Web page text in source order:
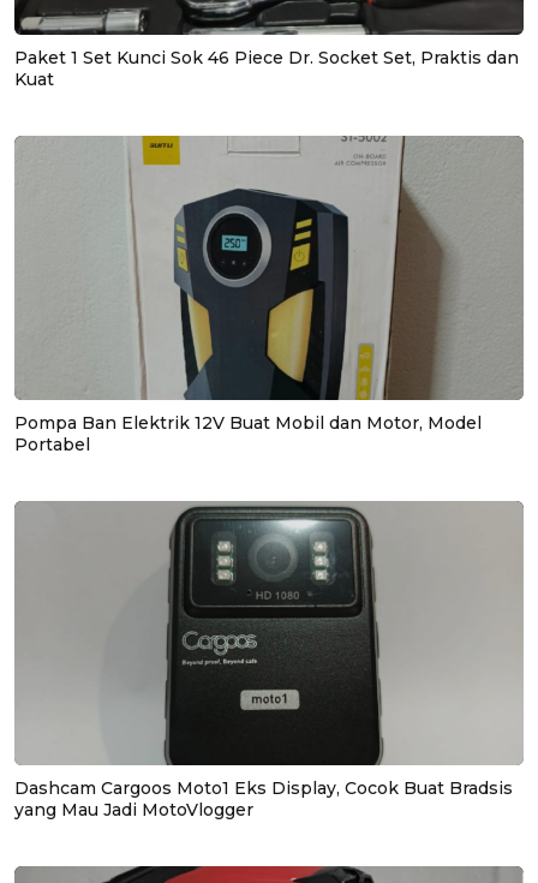
Paket 1 Set Kunci Sok 46 Piece Dr. Socket Set, Praktis dan
Kuat
Pompa Ban Elektrik 12V Buat Mobil dan Motor, Model
Portabel
Dashcam Cargoos Moto1 Eks Display, Cocok Buat Bradsis
yang Mau Jadi MotoVlogger